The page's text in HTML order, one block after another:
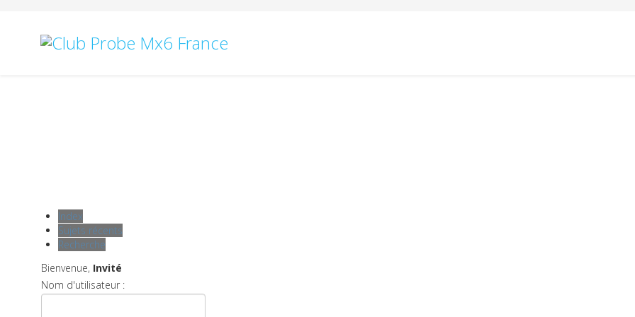
Index
Sujets récents
Recherche
Bienvenue, Invité
Nom d'utilisateur :